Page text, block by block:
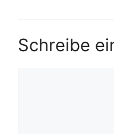
Schreibe